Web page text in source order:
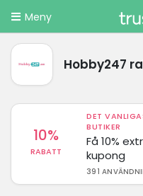
Meny
Hobby247
10%
RABATT
DET
BUTIKER
Få 10%
kupong
391